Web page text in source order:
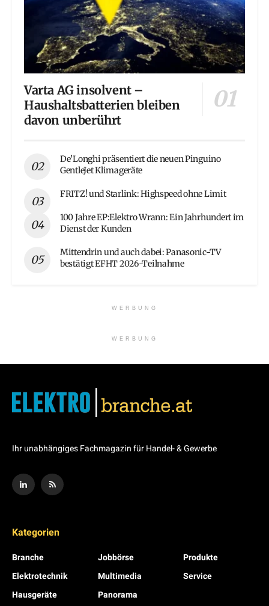
Varta AG insolvent –
Haushaltsbatterien bleiben
davon unberührt
De’Longhi präsentiert die neuen Pinguino
GentleJet Klimageräte
FRITZ! und Starlink: Highspeed ohne Limit
100 Jahre EP:Elektro Wrann: Ein Jahrhundert im
Dienst der Kunden
Mittendrin und auch dabei: Panasonic-TV
bestätigt EFHT 2026-Teilnahme
WERBUNG
WERBUNG
Ihr unabhängiges Fachmagazin für Handel- & Gewerbe
Kategorien
Branche
Elektrotechnik
Hausgeräte
Jobbörse
Multimedia
Panorama
Produkte
Service